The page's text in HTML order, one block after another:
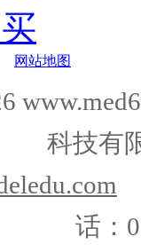
网站地图
科技有
话：